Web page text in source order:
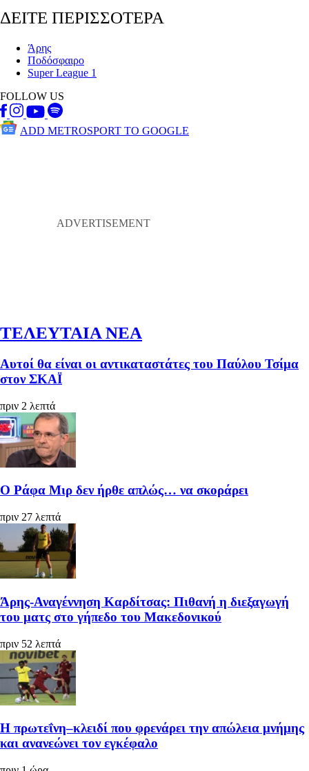
ΔΕΙΤΕ ΠΕΡΙΣΣΟΤΕΡΑ
Άρης
Ποδόσφαιρο
Super League 1
FOLLOW US
ADD METROSPORT TO GOOGLE
ΤΕΛΕΥΤΑΙΑ ΝΕΑ
Αυτοί θα είναι οι αντικαταστάτες του Παύλου Τσίμα
στον ΣΚΑΪ
πριν 2 λεπτά
Ο Ράφα Μιρ δεν ήρθε απλώς… να σκοράρει
πριν 27 λεπτά
Άρης-Αναγέννηση Καρδίτσας: Πιθανή η διεξαγωγή
του ματς στο γήπεδο του Μακεδονικού
πριν 52 λεπτά
Η πρωτεΐνη–κλειδί που φρενάρει την απώλεια μνήμης
και ανανεώνει τον εγκέφαλο